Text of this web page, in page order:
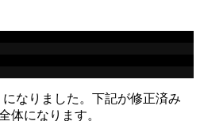
なりました。下記が修正済み
体になります。